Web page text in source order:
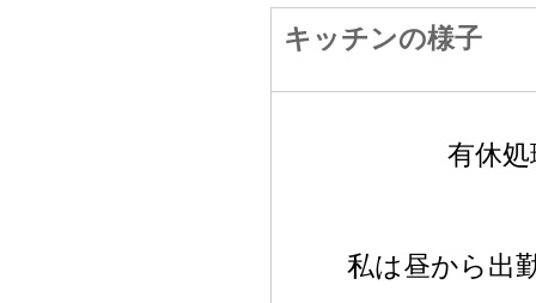
キッチンの様子
有休
私は昼から出